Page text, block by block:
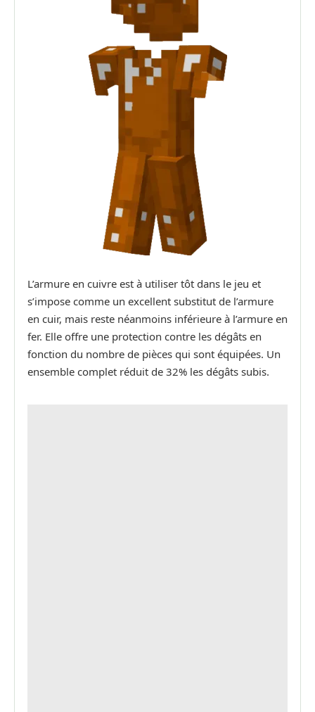
L’armure en cuivre est à utiliser tôt dans le jeu et
s’impose comme un excellent substitut de l’armure
en cuir, mais reste néanmoins inférieure à l’armure en
fer. Elle offre une protection contre les dégâts en
fonction du nombre de pièces qui sont équipées. Un
ensemble complet réduit de 32% les dégâts subis.